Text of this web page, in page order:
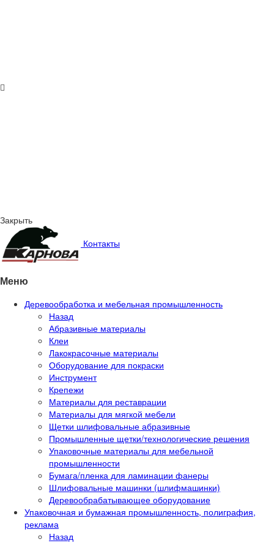
Закрыть
Контакты
Меню
Деревообработка и мебельная промышленность
Назад
Абразивные материалы
Клеи
Лакокрасочные материалы
Оборудование для покраски
Инструмент
Крепежи
Материалы для реставрации
Материалы для мягкой мебели
Щетки шлифовальные абразивные
Промышленные щетки/технологические решения
Упаковочные материалы для мебельной
промышленности
Бумага/пленка для ламинации фанеры
Шлифовальные машинки (шлифмашинки)
Деревообрабатывающее оборудование
Упаковочная и бумажная промышленность, полиграфия,
реклама
Назад